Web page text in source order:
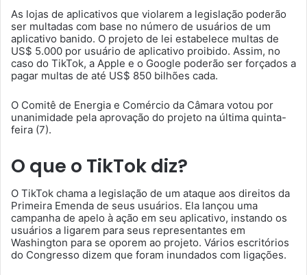
As lojas de aplicativos que violarem a legislação poderão
ser multadas com base no número de usuários de um
aplicativo banido. O projeto de lei estabelece multas de
US$ 5.000 por usuário de aplicativo proibido. Assim, no
caso do TikTok, a Apple e o Google poderão ser forçados a
pagar multas de até US$ 850 bilhões cada.
O Comitê de Energia e Comércio da Câmara votou por
unanimidade pela aprovação do projeto na última quinta-
feira (7).
O que o TikTok diz?
O TikTok chama a legislação de um ataque aos direitos da
Primeira Emenda de seus usuários. Ela lançou uma
campanha de apelo à ação em seu aplicativo, instando os
usuários a ligarem para seus representantes em
Washington para se oporem ao projeto. Vários escritórios
do Congresso dizem que foram inundados com ligações.